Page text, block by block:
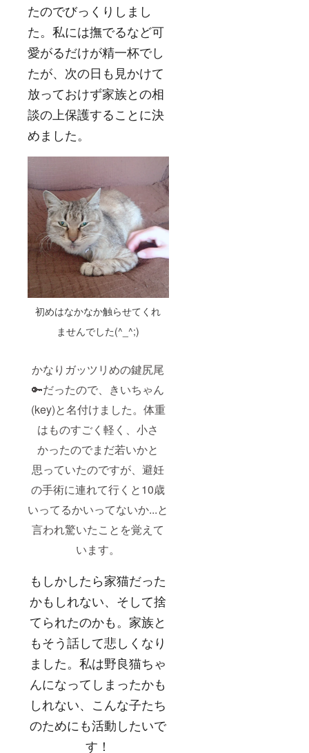
たのでびっくりしまし
た。私には撫でるなど可
愛がるだけが精一杯でし
たが、次の日も見かけて
放っておけず家族との相
談の上保護することに決
めました。
初めはなかなか触らせてくれ
ませんでした(^_^;)
かなりガッツリめの鍵尻尾
🔑だったので、きいちゃん
(key)と名付けました。体重
はものすごく軽く、小さ
かったのでまだ若いかと
思っていたのですが、避妊
の手術に連れて行くと10歳
いってるかいってないか...と
言われ驚いたことを覚えて
います。
もしかしたら家猫だった
かもしれない、そして捨
てられたのかも。家族と
もそう話して悲しくなり
ました。私は野良猫ちゃ
んになってしまったかも
しれない、こんな子たち
のためにも活動したいで
す！